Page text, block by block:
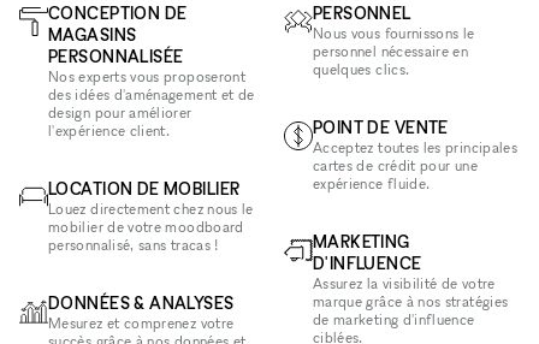
CONCEPTION DE
MAGASINS
PERSONNALISÉE
Nos experts vous proposeront
des idées d'aménagement et de
design pour améliorer
l'expérience client.
LOCATION DE MOBILIER
Louez directement chez nous le
mobilier de votre moodboard
personnalisé, sans tracas !
DONNÉES & ANALYSES
Mesurez et comprenez votre
PERSONNEL
Nous vous fournissons le
personnel nécessaire en
quelques clics.
POINT DE VENTE
Acceptez toutes les principales
cartes de crédit pour une
expérience fluide.
MARKETING
D'INFLUENCE
Assurez la visibilité de votre
marque grâce à nos stratégies
de marketing d'influence
ciblées.